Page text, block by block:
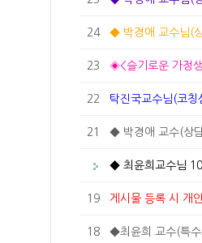
24 ◆ 박경애 교수님(
23 ◈<슬기로운 가정
22 탁진국교수님(코
21 ◆ 박경애 교수(상
◆ 최윤희교수님
19 게시물 등록 시 개
18 ◆최윤희 교수(특